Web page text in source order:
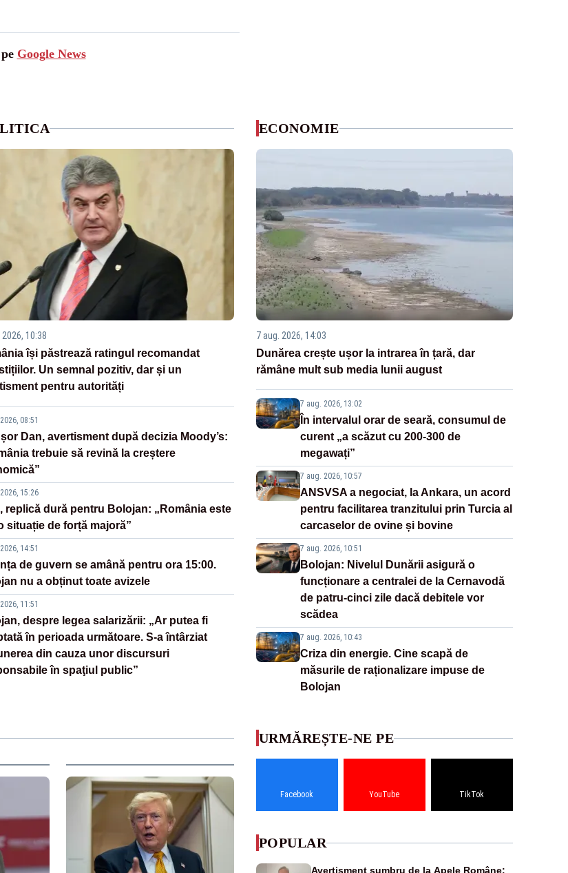
Google News
2026, 10:38
își păstrează ratingul recomandat
Un semnal pozitiv, dar și un
pentru autorități
08:51
Dan, avertisment după decizia Moody’s:
trebuie să revină la creștere
15:26
replică dură pentru Bolojan: „România este
situație de forță majoră”
14:51
de guvern se amână pentru ora 15:00.
nu a obținut toate avizele
11:51
despre legea salarizării: „Ar putea fi
în perioada următoare. S-a întârziat
din cauza unor discursuri
în spaţiul public”
ECONOMIE
7 aug. 2026, 14:03
Dunărea crește ușor la intrarea în țară, dar
rămâne mult sub media lunii august
7 aug. 2026, 13:02
În intervalul orar de seară, consumul de
curent „a scăzut cu 200-300 de
megawați”
7 aug. 2026, 10:57
ANSVSA a negociat, la Ankara, un acord
pentru facilitarea tranzitului prin Turcia al
carcaselor de ovine și bovine
7 aug. 2026, 10:51
Bolojan: Nivelul Dunării asigură o
funcționare a centralei de la Cernavodă
de patru-cinci zile dacă debitele vor
scădea
7 aug. 2026, 10:43
Criza din energie. Cine scapă de
măsurile de raționalizare impuse de
Bolojan
URMĂREȘTE-NE PE
Facebook YouTube TikTok
POPULAR
Avertisment sumbru de la Apele Române: